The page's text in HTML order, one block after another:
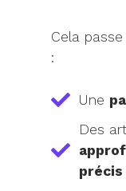
Cela
:
Une
Des
précis